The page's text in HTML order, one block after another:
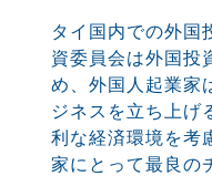
タイ国内での外国
資委員会は外国投
め、外国人起業家
ジネスを立ち上げ
利な経済環境を考
家にとって最良の